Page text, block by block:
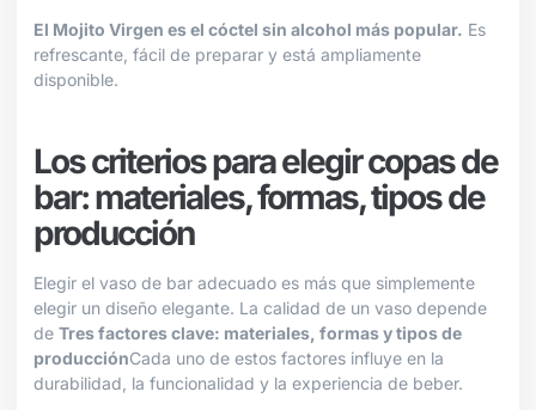
El Mojito Virgen es el cóctel sin alcohol más popular. Es
refrescante, fácil de preparar y está ampliamente
disponible.
Los criterios para elegir copas de
bar: materiales, formas, tipos de
producción
Elegir el vaso de bar adecuado es más que simplemente
elegir un diseño elegante. La calidad de un vaso depende
de Tres factores clave: materiales, formas y tipos de
producciónCada uno de estos factores influye en la
durabilidad, la funcionalidad y la experiencia de beber.